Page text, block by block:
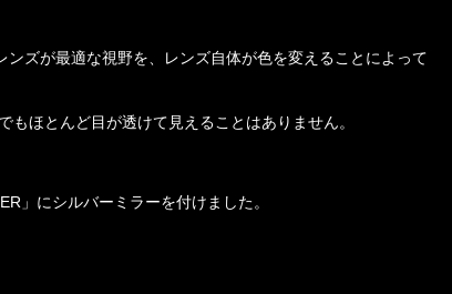
ズが最適な視野を、レンズ自体が色を変えることによって
ほとんど目が透けて見えることはありません。
」にシルバーミラーを付けました。